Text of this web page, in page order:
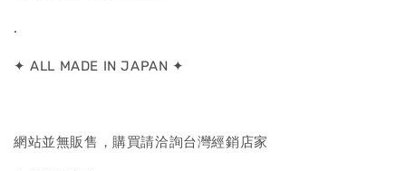
.
✦ ALL MADE IN JAPAN ✦
網站並無販售，購買請洽詢台灣經銷店家